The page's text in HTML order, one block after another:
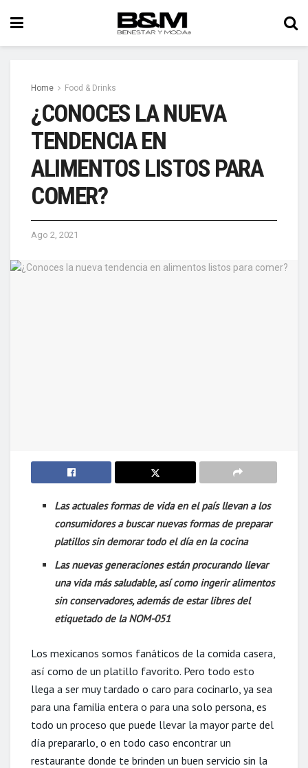
Home Food & Drinks
¿CONOCES LA NUEVA
TENDENCIA EN
ALIMENTOS LISTOS PARA
COMER?
Ago 2, 2021
Las actuales formas de vida en el país llevan a los
consumidores a buscar nuevas formas de preparar
platillos sin demorar todo el día en la cocina
Las nuevas generaciones están procurando llevar
una vida más saludable, así como ingerir alimentos
sin conservadores, además de estar libres del
etiquetado de la NOM-051
Los mexicanos somos fanáticos de la comida casera,
así como de un platillo favorito. Pero todo esto
llega a ser muy tardado o caro para cocinarlo, ya sea
para una familia entera o para una solo persona, es
todo un proceso que puede llevar la mayor parte del
día prepararlo, o en todo caso encontrar un
restaurante donde te brinden un buen servicio sin la